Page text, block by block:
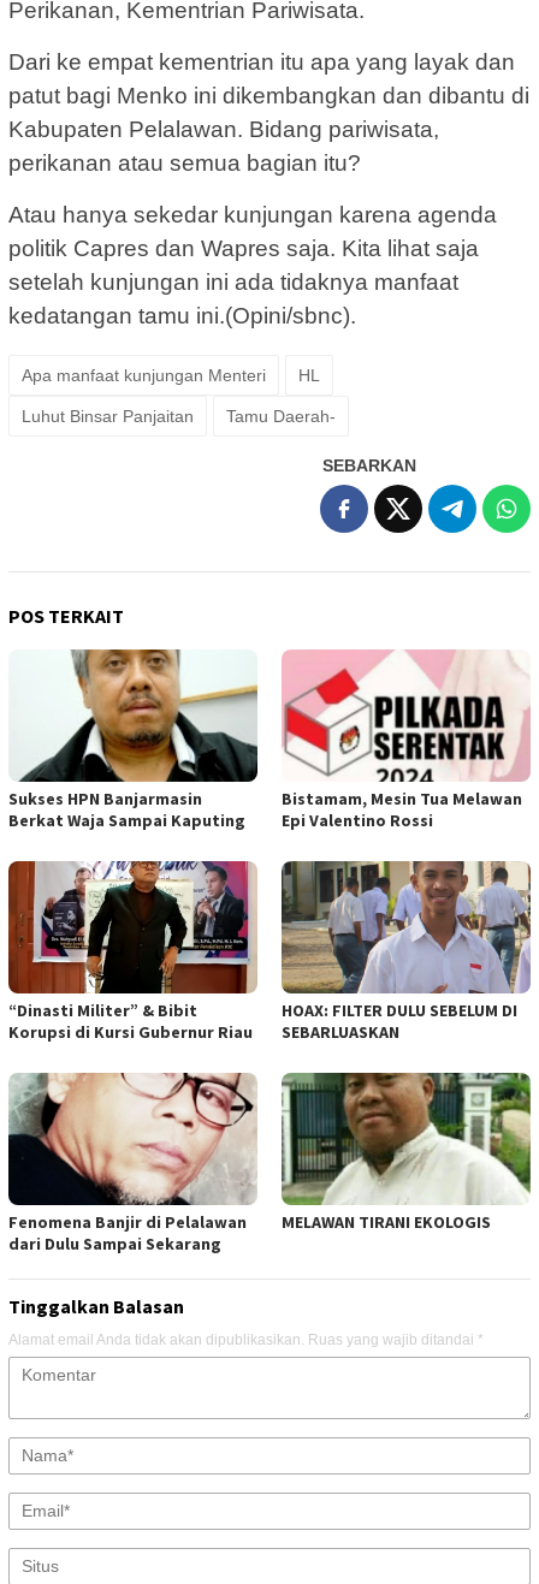
Perikanan, Kementrian Pariwisata.
Dari ke empat kementrian itu apa yang layak dan
patut bagi Menko ini dikembangkan dan dibantu di
Kabupaten Pelalawan. Bidang pariwisata,
perikanan atau semua bagian itu?
Atau hanya sekedar kunjungan karena agenda
politik Capres dan Wapres saja. Kita lihat saja
setelah kunjungan ini ada tidaknya manfaat
kedatangan tamu ini.(Opini/sbnc).
Apa manfaat kunjungan Menteri HL
Luhut Binsar Panjaitan Tamu Daerah-
SEBARKAN
POS TERKAIT
Sukses HPN Banjarmasin
Berkat Waja Sampai Kaputing
Bistamam, Mesin Tua Melawan
Epi Valentino Rossi
“Dinasti Militer” & Bibit
Korupsi di Kursi Gubernur Riau
HOAX: FILTER DULU SEBELUM DI
SEBARLUASKAN
Fenomena Banjir di Pelalawan
dari Dulu Sampai Sekarang
MELAWAN TIRANI EKOLOGIS
Tinggalkan Balasan
Alamat email Anda tidak akan dipublikasikan. Ruas yang wajib ditandai *